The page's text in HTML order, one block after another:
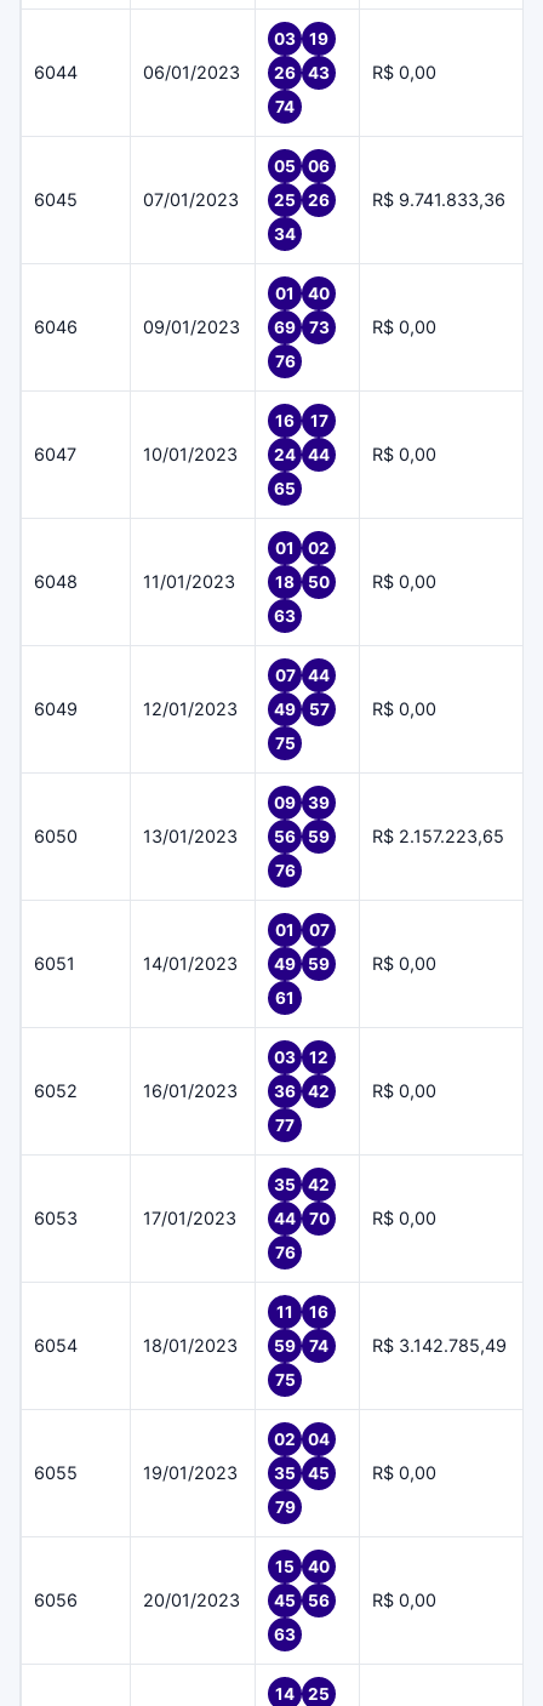
6044 06/01/2023
03
19
26
43
74
R$ 0,00
6045 07/01/2023
05
06
25
26
34
R$ 9.741.833,36
6046 09/01/2023
01
40
69
73
76
R$ 0,00
6047 10/01/2023
16
17
24
44
65
R$ 0,00
6048 11/01/2023
01
02
18
50
63
R$ 0,00
6049 12/01/2023
07
44
49
57
75
R$ 0,00
6050 13/01/2023
09
39
56
59
76
R$ 2.157.223,65
6051 14/01/2023
01
07
49
59
61
R$ 0,00
6052 16/01/2023
03
12
36
42
77
R$ 0,00
6053 17/01/2023
35
42
44
70
76
R$ 0,00
6054 18/01/2023
11
16
59
74
75
R$ 3.142.785,49
6055 19/01/2023
02
04
35
45
79
R$ 0,00
6056 20/01/2023
15
40
45
56
63
R$ 0,00
14
25